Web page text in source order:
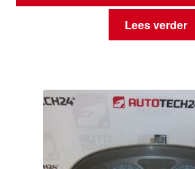
Lees verder